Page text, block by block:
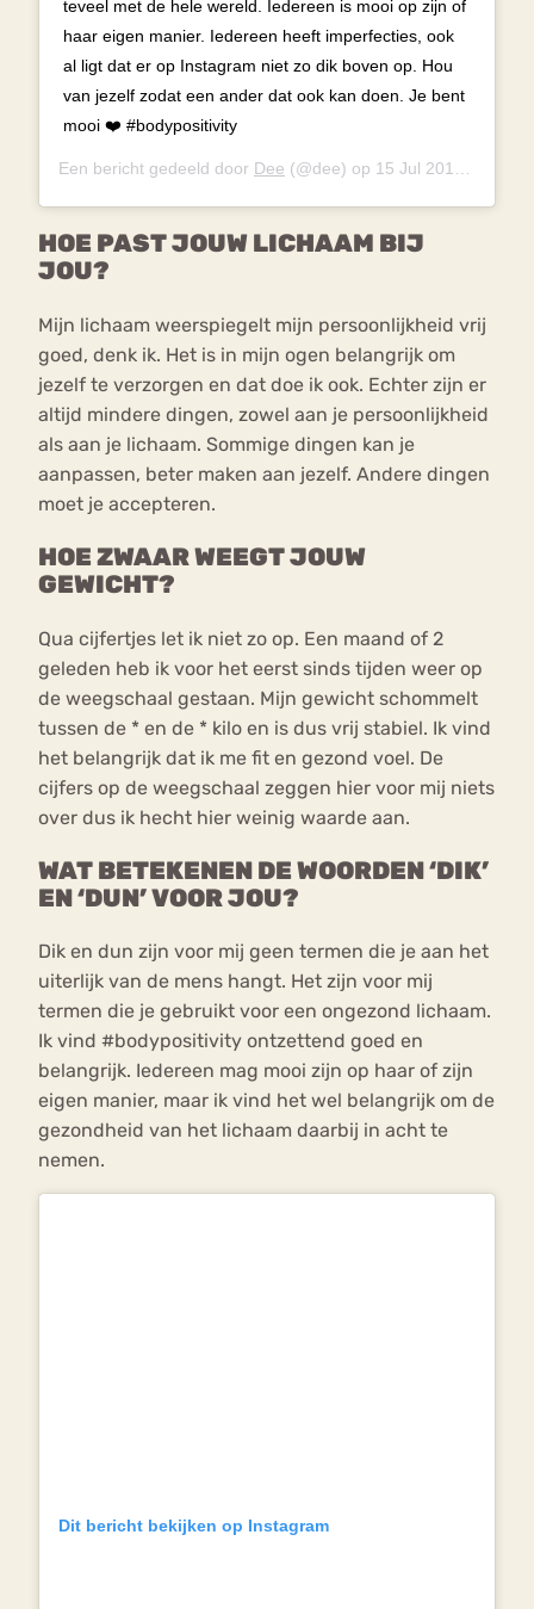
teveel met de hele wereld. Iedereen is mooi op zijn of
haar eigen manier. Iedereen heeft imperfecties, ook
al ligt dat er op Instagram niet zo dik boven op. Hou
van jezelf zodat een ander dat ook kan doen. Je bent
mooi ❤️ #bodypositivity
Een bericht gedeeld door Dee (@dee) op 15 Jul 2018 om 10:19 (PDT)
HOE PAST JOUW LICHAAM BIJ
JOU?
Mijn lichaam weerspiegelt mijn persoonlijkheid vrij
goed, denk ik. Het is in mijn ogen belangrijk om
jezelf te verzorgen en dat doe ik ook. Echter zijn er
altijd mindere dingen, zowel aan je persoonlijkheid
als aan je lichaam. Sommige dingen kan je
aanpassen, beter maken aan jezelf. Andere dingen
moet je accepteren.
HOE ZWAAR WEEGT JOUW
GEWICHT?
Qua cijfertjes let ik niet zo op. Een maand of 2
geleden heb ik voor het eerst sinds tijden weer op
de weegschaal gestaan. Mijn gewicht schommelt
tussen de * en de * kilo en is dus vrij stabiel. Ik vind
het belangrijk dat ik me fit en gezond voel. De
cijfers op de weegschaal zeggen hier voor mij niets
over dus ik hecht hier weinig waarde aan.
WAT BETEKENEN DE WOORDEN ‘DIK’
EN ‘DUN’ VOOR JOU?
Dik en dun zijn voor mij geen termen die je aan het
uiterlijk van de mens hangt. Het zijn voor mij
termen die je gebruikt voor een ongezond lichaam.
Ik vind #bodypositivity ontzettend goed en
belangrijk. Iedereen mag mooi zijn op haar of zijn
eigen manier, maar ik vind het wel belangrijk om de
gezondheid van het lichaam daarbij in acht te
nemen.
Dit bericht bekijken op Instagram